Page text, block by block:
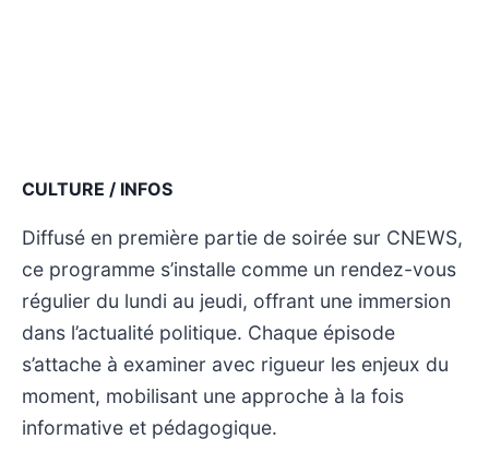
CULTURE / INFOS
Diffusé en première partie de soirée sur CNEWS,
ce programme s’installe comme un rendez-vous
régulier du lundi au jeudi, offrant une immersion
dans l’actualité politique. Chaque épisode
s’attache à examiner avec rigueur les enjeux du
moment, mobilisant une approche à la fois
informative et pédagogique.